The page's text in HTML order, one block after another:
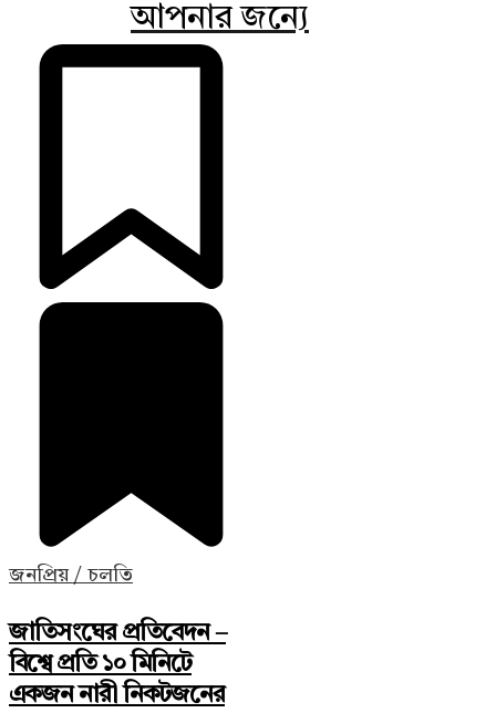
আপনার জন্যে
জনপ্রিয় / চলতি
জাতিসংঘের প্রতিবেদন –
বিশ্বে প্রতি ১০ মিনিটে
একজন নারী নিকটজনের